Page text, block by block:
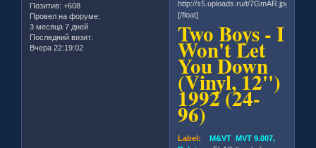
Позитив: +608
Провел на форуме:
3 месяца 7 дней
Последний визит:
Вчера 22:19:02
[/float]
Two Boys - I
Won't Let
You Down
(Vinyl, 12'')
1992 (24-
96)
Label: M&VT MVT 9.007,